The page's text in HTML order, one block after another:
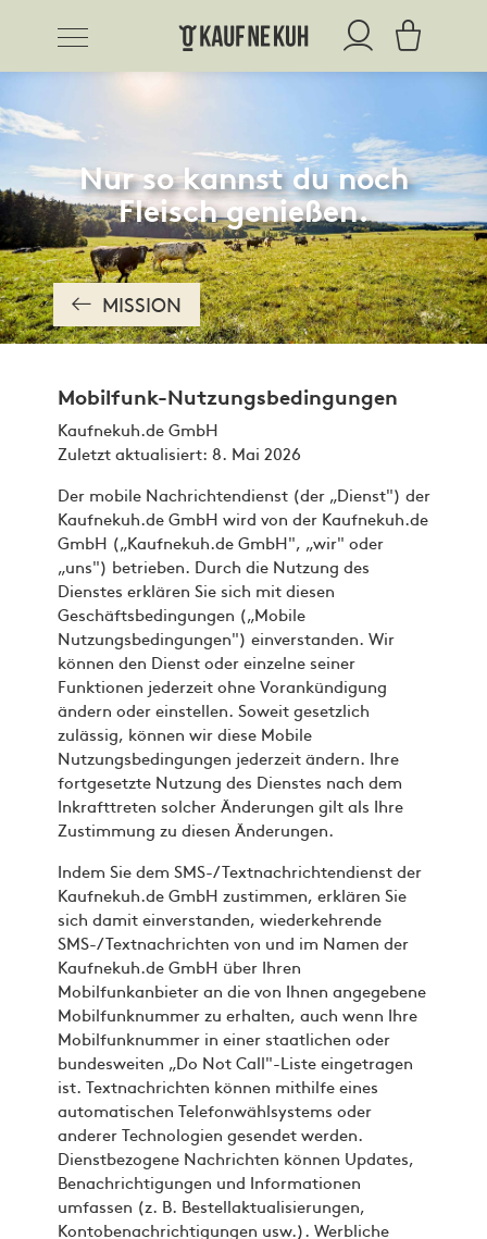
Nur so kannst du noch
Fleisch genießen.
MISSION
Mobilfunk-Nutzungsbedingungen
Kaufnekuh.de GmbH
Zuletzt aktualisiert: 8. Mai 2026
Der mobile Nachrichtendienst (der „Dienst") der
Kaufnekuh.de GmbH wird von der Kaufnekuh.de
GmbH („Kaufnekuh.de GmbH", „wir" oder
„uns") betrieben. Durch die Nutzung des
Dienstes erklären Sie sich mit diesen
Geschäftsbedingungen („Mobile
Nutzungsbedingungen") einverstanden. Wir
können den Dienst oder einzelne seiner
Funktionen jederzeit ohne Vorankündigung
ändern oder einstellen. Soweit gesetzlich
zulässig, können wir diese Mobile
Nutzungsbedingungen jederzeit ändern. Ihre
fortgesetzte Nutzung des Dienstes nach dem
Inkrafttreten solcher Änderungen gilt als Ihre
Zustimmung zu diesen Änderungen.
Indem Sie dem SMS-/Textnachrichtendienst der
Kaufnekuh.de GmbH zustimmen, erklären Sie
sich damit einverstanden, wiederkehrende
SMS-/Textnachrichten von und im Namen der
Kaufnekuh.de GmbH über Ihren
Mobilfunkanbieter an die von Ihnen angegebene
Mobilfunknummer zu erhalten, auch wenn Ihre
Mobilfunknummer in einer staatlichen oder
bundesweiten „Do Not Call"-Liste eingetragen
ist. Textnachrichten können mithilfe eines
automatischen Telefonwählsystems oder
anderer Technologien gesendet werden.
Dienstbezogene Nachrichten können Updates,
Benachrichtigungen und Informationen
umfassen (z. B. Bestellaktualisierungen,
Kontobenachrichtigungen usw.). Werbliche